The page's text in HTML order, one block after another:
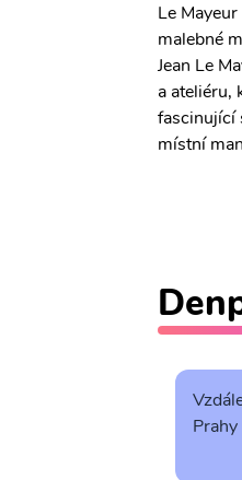
Le
malebné
Jean Le
a ateliéru,
fascinující
místní
Prahy